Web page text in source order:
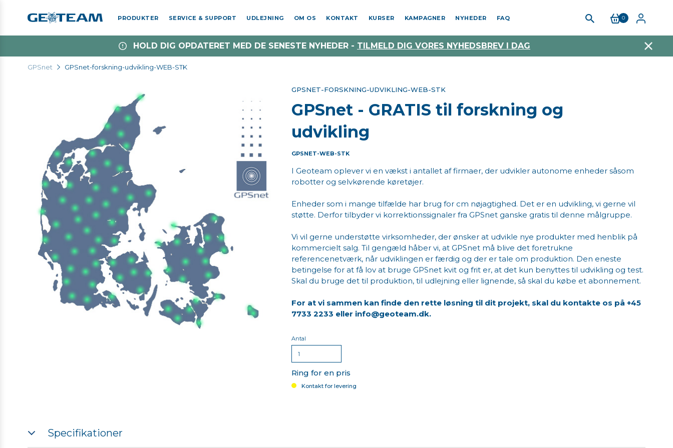
PRODUKTER SERVICE & SUPPORT UDLEJNING OM OS KONTAKT KURSER KAMPAGNER NYHEDER FAQ 0
HOLD DIG OPDATERET MED DE SENESTE NYHEDER - TILMELD DIG VORES NYHEDSBREV I DAG
GPSnet GPSnet-forskning-udvikling-WEB-STK
GPSNET-FORSKNING-UDVIKLING-WEB-STK
GPSnet - GRATIS til forskning og
udvikling
GPSNET-WEB-STK
I Geoteam oplever vi en vækst i antallet af firmaer, der udvikler autonome enheder såsom
robotter og selvkørende køretøjer.
Enheder som i mange tilfælde har brug for cm nøjagtighed. Det er en udvikling, vi gerne vil
støtte. Derfor tilbyder vi korrektionssignaler fra GPSnet ganske gratis til denne målgruppe.
Vi vil gerne understøtte virksomheder, der ønsker at udvikle nye produkter med henblik på
kommercielt salg. Til gengæld håber vi, at GPSnet må blive det foretrukne
referencenetværk, når udviklingen er færdig og der er tale om produktion. Den eneste
betingelse for at få lov at bruge GPSnet kvit og frit er, at det kun benyttes til udvikling og test.
Skal du bruge det til produktion, til udlejning eller lignende, så skal du købe et abonnement.
For at vi sammen kan finde den rette løsning til dit projekt, skal du kontakte os på +45
7733 2233​​​​​​​ eller info@geoteam.dk.
Antal
Ring for en pris
Kontakt for levering
Specifikationer